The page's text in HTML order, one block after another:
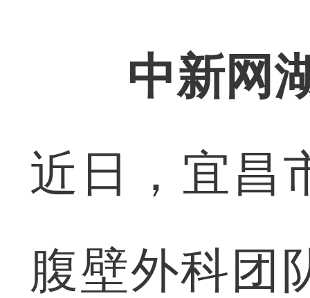
中新网
近日，宜昌
腹壁外科团